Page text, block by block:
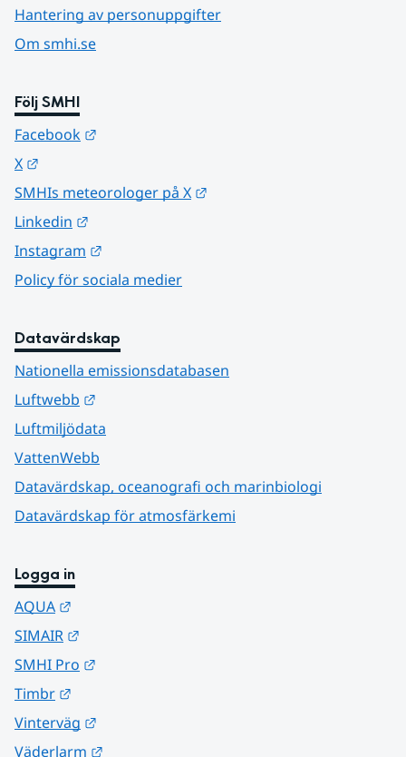
Hantering av personuppgifter
Om smhi.se
Följ SMHI
Facebook
X
SMHIs meteorologer på X
Linkedin
Instagram
Policy för sociala medier
Datavärdskap
Nationella emissionsdatabasen
Luftwebb
Luftmiljödata
VattenWebb
Datavärdskap, oceanografi och marinbiologi
Datavärdskap för atmosfärkemi
Logga in
AQUA
SIMAIR
SMHI Pro
Timbr
Vinterväg
Väderlarm